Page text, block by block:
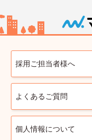
採用ご担当者様へ
よくあるご質問
個人情報について